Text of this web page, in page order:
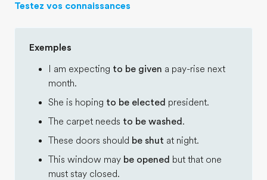
Testez vos connaissances
Exemples
I am expecting to be given a pay-rise next
month.
She is hoping to be elected president.
The carpet needs to be washed .
These doors should be shut at night.
This window may be opened but that one
must stay closed.